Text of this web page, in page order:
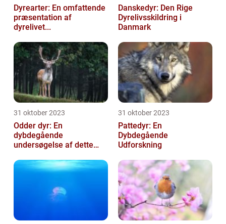
Dyrearter: En omfattende
præsentation af
dyrelivet...
Danskedyr: Den Rige
Dyrelivsskildring i
Danmark
31 oktober 2023
Odder dyr: En
dybdegående
undersøgelse af dette
31 oktober 2023
Pattedyr: En
Dybdegående
Udforskning